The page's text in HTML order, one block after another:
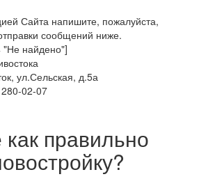
Сайта напишите, пожалуйста,
сообщений ниже.
"Не найдено"]
ул.Сельская, д.5а
02-07
правильно